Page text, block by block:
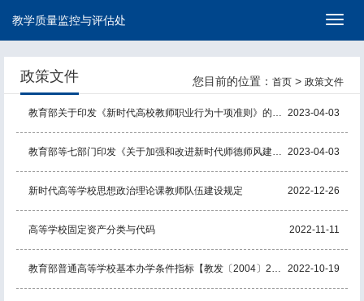
切
教学质量监控与评估处
政策文件 您目前的位置： 首页 > 政策文件
教育部关于印发《新时代高校教师职业行为十项准则》的通知 2023-04-03
教育部等七部门印发《关于加强和改进新时代师德师风建设的意见》的通知 2023-04-03
新时代高等学校思想政治理论课教师队伍建设规定 2022-12-26
高等学校固定资产分类与代码 2022-11-11
教育部普通高等学校基本办学条件指标【教发〔2004〕2号】 2022-10-19